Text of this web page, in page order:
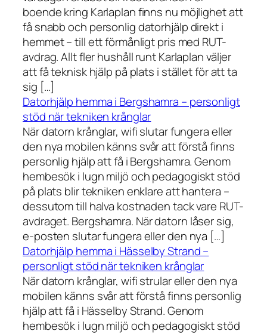
boende kring Karlaplan finns nu möjlighet att
få snabb och personlig datorhjälp direkt i
hemmet – till ett förmånligt pris med RUT-
avdrag. Allt fler hushåll runt Karlaplan väljer
att få teknisk hjälp på plats i stället för att ta
sig […]
Datorhjälp hemma i Bergshamra – personligt
stöd när tekniken krånglar
När datorn krånglar, wifi slutar fungera eller
den nya mobilen känns svår att förstå finns
personlig hjälp att få i Bergshamra. Genom
hembesök i lugn miljö och pedagogiskt stöd
på plats blir tekniken enklare att hantera –
dessutom till halva kostnaden tack vare RUT-
avdraget. Bergshamra. När datorn låser sig,
e-posten slutar fungera eller den nya […]
Datorhjälp hemma i Hässelby Strand –
personligt stöd när tekniken krånglar
När datorn krånglar, wifi strular eller den nya
mobilen känns svår att förstå finns personlig
hjälp att få i Hässelby Strand. Genom
hembesök i lugn miljö och pedagogiskt stöd